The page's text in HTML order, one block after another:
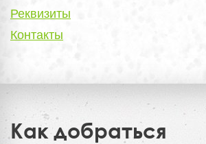
Реквизиты
Контакты
Как добраться